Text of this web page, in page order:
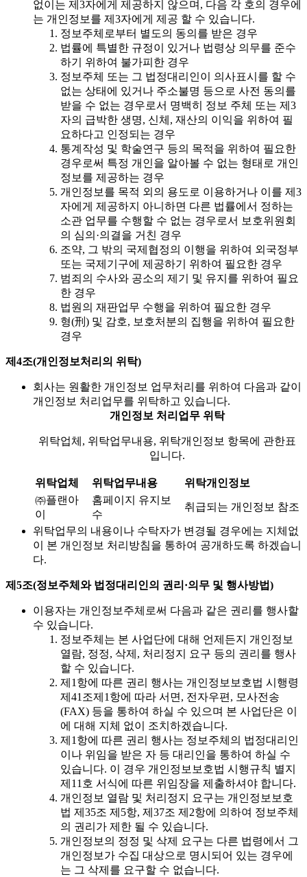
없이는 제3자에게 제공하지 않으며, 다음 각 호의 경우에
는 개인정보를 제3자에게 제공 할 수 있습니다.
정보주체로부터 별도의 동의를 받은 경우
법률에 특별한 규정이 있거나 법령상 의무를 준수
하기 위하여 불가피한 경우
정보주체 또는 그 법정대리인이 의사표시를 할 수
없는 상태에 있거나 주소불명 등으로 사전 동의를
받을 수 없는 경우로서 명백히 정보 주체 또는 제3
자의 급박한 생명, 신체, 재산의 이익을 위하여 필
요하다고 인정되는 경우
통계작성 및 학술연구 등의 목적을 위하여 필요한
경우로써 특정 개인을 알아볼 수 없는 형태로 개인
정보를 제공하는 경우
개인정보를 목적 외의 용도로 이용하거나 이를 제3
자에게 제공하지 아니하면 다른 법률에서 정하는
소관 업무를 수행할 수 없는 경우로서 보호위원회
의 심의·의결을 거친 경우
조약, 그 밖의 국제협정의 이행을 위하여 외국정부
또는 국제기구에 제공하기 위하여 필요한 경우
범죄의 수사와 공소의 제기 및 유지를 위하여 필요
한 경우
법원의 재판업무 수행을 위하여 필요한 경우
형(刑) 및 감호, 보호처분의 집행을 위하여 필요한
경우
제4조(개인정보처리의 위탁)
회사는 원활한 개인정보 업무처리를 위하여 다음과 같이
개인정보 처리업무를 위탁하고 있습니다.
개인정보 처리업무 위탁
위탁업체, 위탁업무내용, 위탁개인정보 항목에 관한표
입니다.
위탁업체 위탁업무내용
위탁개인정보
㈜플랜아
이
홈페이지 유지보
수
취급되는 개인정보 참조
위탁업무의 내용이나 수탁자가 변경될 경우에는 지체없
이 본 개인정보 처리방침을 통하여 공개하도록 하겠습니
다.
제5조(정보주체와 법정대리인의 권리·의무 및 행사방법)
이용자는 개인정보주체로써 다음과 같은 권리를 행사할
수 있습니다.
정보주체는 본 사업단에 대해 언제든지 개인정보
열람, 정정, 삭제, 처리정지 요구 등의 권리를 행사
할 수 있습니다.
제1항에 따른 권리 행사는 개인정보보호법 시행령
제41조제1항에 따라 서면, 전자우편, 모사전송
(FAX) 등을 통하여 하실 수 있으며 본 사업단은 이
에 대해 지체 없이 조치하겠습니다.
제1항에 따른 권리 행사는 정보주체의 법정대리인
이나 위임을 받은 자 등 대리인을 통하여 하실 수
있습니다. 이 경우 개인정보보호법 시행규칙 별지
제11호 서식에 따른 위임장을 제출하셔야 합니다.
개인정보 열람 및 처리정지 요구는 개인정보보호
법 제35조 제5항, 제37조 제2항에 의하여 정보주체
의 권리가 제한 될 수 있습니다.
개인정보의 정정 및 삭제 요구는 다른 법령에서 그
개인정보가 수집 대상으로 명시되어 있는 경우에
는 그 삭제를 요구할 수 없습니다.